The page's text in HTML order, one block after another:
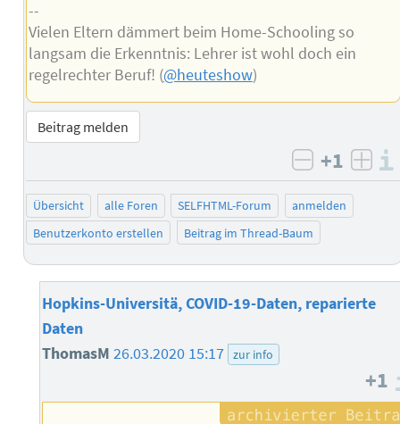
--
Vielen Eltern dämmert beim Home-Schooling so
langsam die Erkenntnis: Lehrer ist wohl doch ein
regelrechter Beruf! (@heuteshow)
Beitrag melden
negativ
+1
Übersicht alle Foren SELFHTML-Forum
anmelden
Benutzerkonto erstellen
Beitrag im Thread-Baum
Hopkins-Universitä, COVID-19-Daten, reparierte
Daten
ThomasM 26.03.2020 15:17 zur info
+1